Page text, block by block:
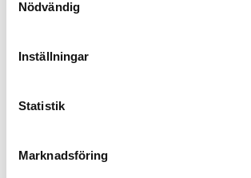
Nödvändig
Inställningar
Statistik
MarknadsföringManuellt oljehandtag